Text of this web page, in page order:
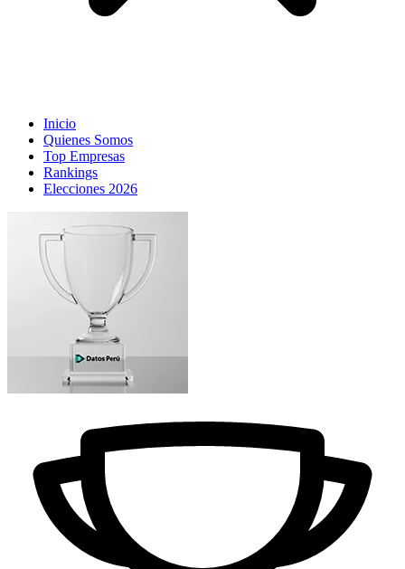
Inicio
Quienes Somos
Top Empresas
Rankings
Elecciones 2026